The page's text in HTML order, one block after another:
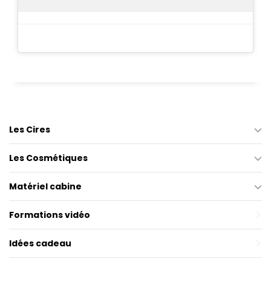
Les Cires
Les Cosmétiques
Matériel cabine
Formations vidéo
Idées cadeau